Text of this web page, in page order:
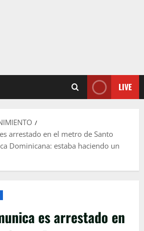
LIVE
arrestado en el metro de Santo
Dominicana: estaba haciendo un
es arrestado en